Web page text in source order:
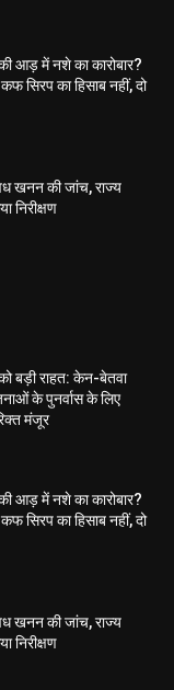
आड़ में नशे का कारोबार?
सिरप का हिसाब नहीं, दो
खनन की जांच, राज्य
निरीक्षण
बड़ी राहत: केन-बेतवा
के पुनर्वास के लिए
मंजूर
आड़ में नशे का कारोबार?
सिरप का हिसाब नहीं, दो
खनन की जांच, राज्य
निरीक्षण